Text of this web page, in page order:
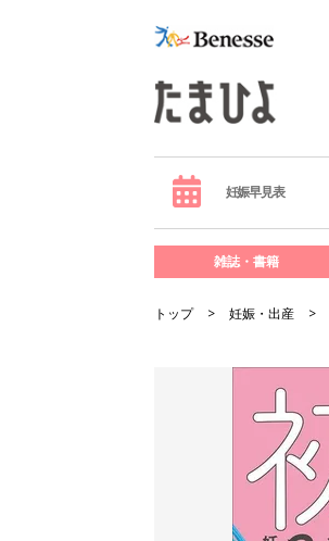
妊娠早見表
雑誌・書籍
トップ 妊娠・出産